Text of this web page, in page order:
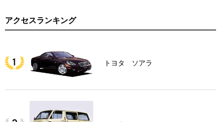
アクセスランキング
トヨタ ソアラ